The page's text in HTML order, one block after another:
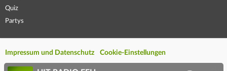
Quiz
Partys
Impressum und Datenschutz Cookie-Einstellungen